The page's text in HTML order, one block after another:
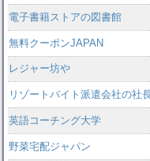
電子書籍ストアの図書館
無料クーポンJAPAN
レジャー坊や
リゾートバイト派遣会社の社
英語コーチング大学
野菜宅配ジャパン